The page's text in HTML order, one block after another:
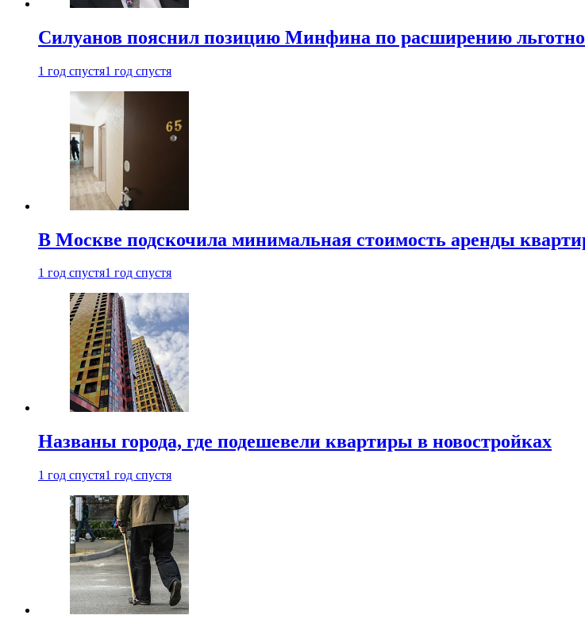
Силуанов пояснил позицию Минфина по расширению
1 год спустя1 год спустя
В Москве подскочила минимальная стоимость аренды
1 год спустя1 год спустя
Названы города, где подешевели квартиры в новостройках
1 год спустя1 год спустя